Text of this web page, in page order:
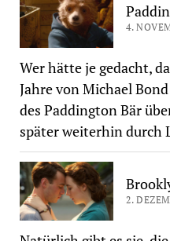
4.
Wer hätte je gedacht,
Jahre von Michael
des Paddington Bär
später weiterhin durch
2.